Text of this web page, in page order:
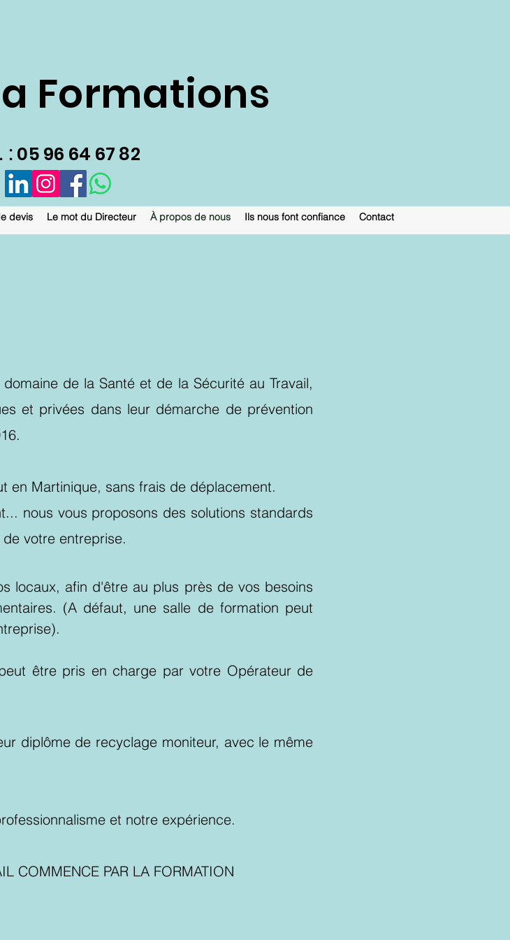
Formations
. : 05 96 64 67 82
devis Le mot du Directeur À propos de nous Ils nous font confiance Contact
de la Santé et de la Sécurité au Travail,
et privées dans leur démarche de prévention
en Martinique, sans frais de déplacement.
nous vous proposons des solutions standards
votre entreprise.
locaux, afin d'être au plus près de vos besoins
(A défaut, une salle de formation peut
être pris en charge par votre Opérateur de
diplôme de recyclage moniteur, avec le même
et notre expérience.
COMMENCE PAR LA FORMATION